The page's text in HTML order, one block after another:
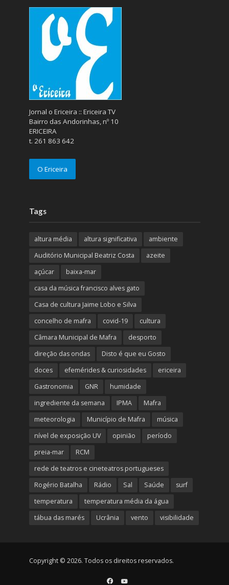
Jornal o Ericeira :: Ericeira TV
Bairro das Andorinhas, nº 10
ERICEIRA
t. 261 863 642
O Ericeira
Tags
altura média altura significativa
ambiente
Auditório Municipal Beatriz Costa
azeite
açúcar
baixa-mar
casa da música francisco alves gato
Casa de cultura Jaime Lobo e Silva
concelho de mafra
covid-19
cultura
Câmara Municipal de Mafra
desporto
direção das ondas
Disto é que eu Gosto
doces
efemérides & curiosidades
ericeira
Gastronomia
GNR
humidade
ingrediente da semana
IPMA
Mafra
meteorologia
Município de Mafra
música
nível de exposição UV
opinião
período
preia-mar
RCM
rede de teatros e cineteatros portugueses
Rogério Batalha
Rádio Sal Saúde
surf
temperatura
temperatura média da água
tábua das marés
Ucrânia vento visibilidade
Copyright © 2026. Todos os direitos reservados.